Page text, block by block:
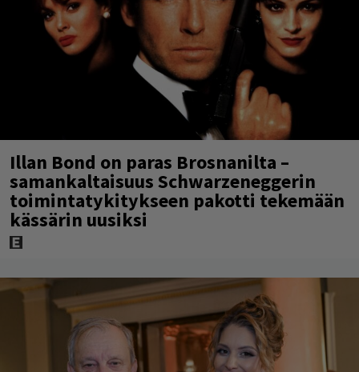
Illan Bond on paras Brosnanilta –
samankaltaisuus Schwarzeneggerin
toimintatykitykseen pakotti tekemään
kässärin uusiksi